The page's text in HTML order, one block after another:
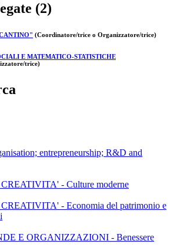
(2)
(Coordinatore/trice o Organizzatore/trice)
E MATEMATICO-STATISTICHE
trice)
entrepreneurship; R&D and
- Culture moderne
- Economia del patrimonio e
E ORGANIZZAZIONI - Benessere